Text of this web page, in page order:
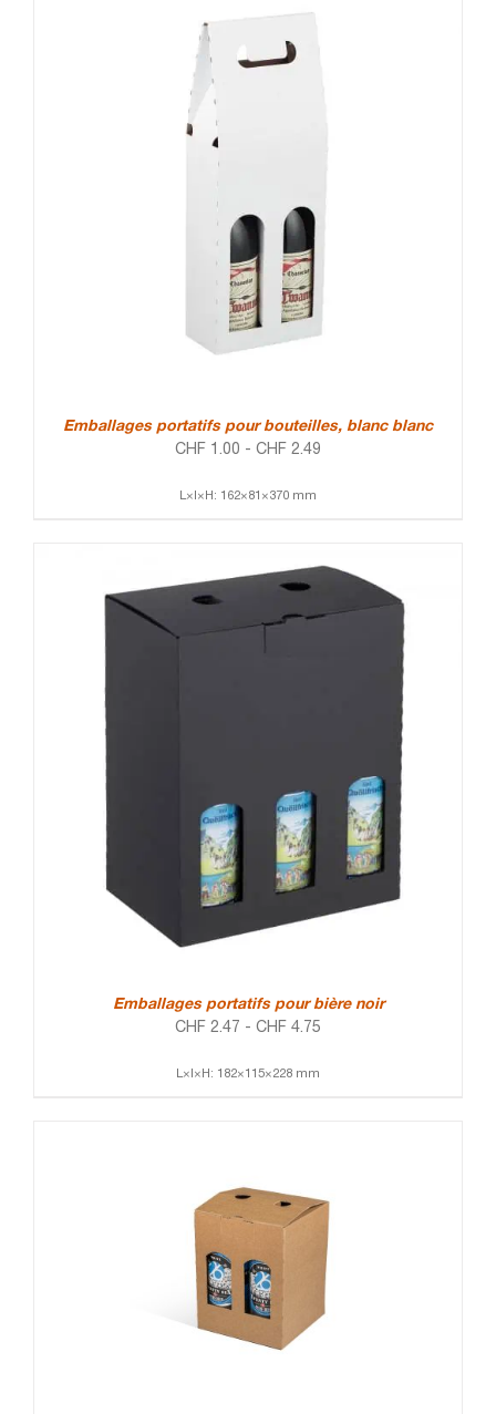
Emballages portatifs pour bouteilles, blanc blanc
CHF 1.00 - CHF 2.49
L×l×H: 162×81×370 mm
Emballages portatifs pour bière noir
CHF 2.47 - CHF 4.75
L×l×H: 182×115×228 mm